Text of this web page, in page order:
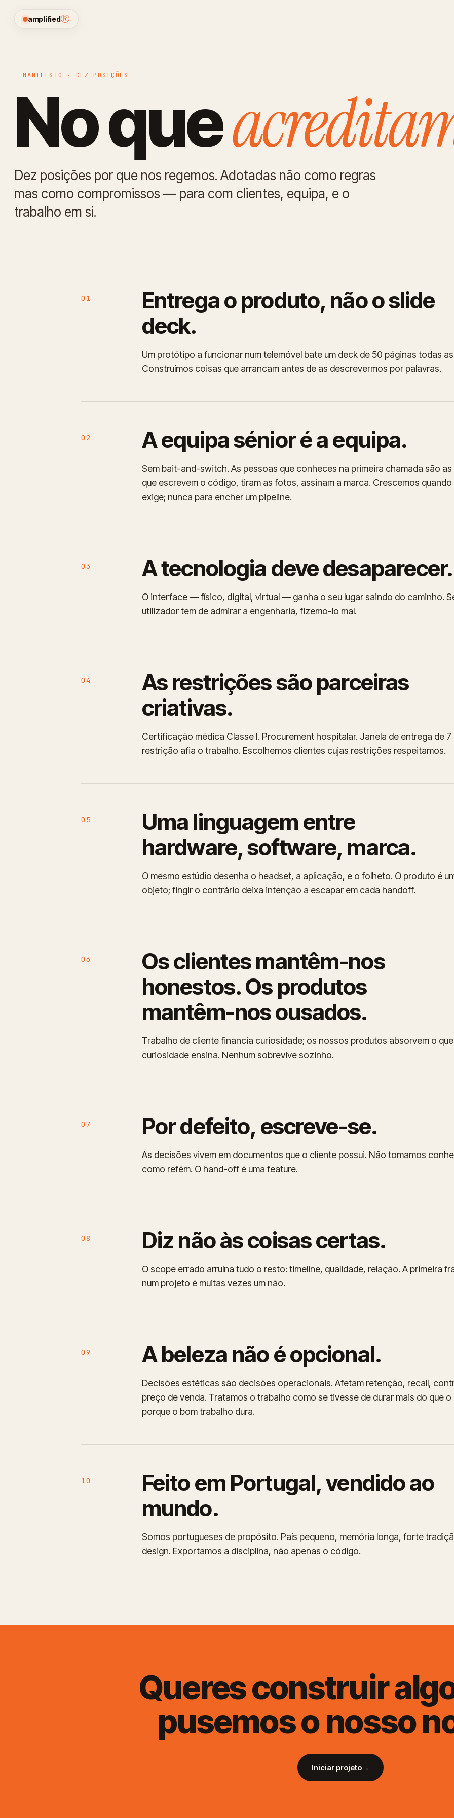
amplified®
— MANIFESTO · DEZ POSIÇÕES
No que
Dez posições por que nos regemos. Adotadas não como regras
mas como compromissos — para com clientes, equipa, e o
trabalho em si.
01
Entrega o produto, não o slide
deck.
Um protótipo a funcionar num telemóvel bate um deck de 50 páginas todas
Construímos coisas que arrancam antes de as descrevermos por palavras.
02 A equipa sénior é a equipa.
Sem bait-and-switch. As pessoas que conheces na primeira chamada são
que escrevem o código, tiram as fotos, assinam a marca. Crescemos
exige; nunca para encher um pipeline.
03 A tecnologia deve desaparecer.
O interface — físico, digital, virtual — ganha o seu lugar saindo do caminho.
utilizador tem de admirar a engenharia, fizemo-lo mal.
04
As restrições são parceiras
criativas.
Certificação médica Classe I. Procurement hospitalar. Janela de entrega de 7
restrição afia o trabalho. Escolhemos clientes cujas restrições respeitamos.
05
Uma linguagem entre
hardware, software, marca.
O mesmo estúdio desenha o headset, a aplicação, e o folheto. O produto é
objeto; fingir o contrário deixa intenção a escapar em cada handoff.
06
Os clientes mantêm-nos
honestos. Os produtos
mantêm-nos ousados.
Trabalho de cliente financia curiosidade; os nossos produtos absorvem o
curiosidade ensina. Nenhum sobrevive sozinho.
07 Por defeito, escreve-se.
As decisões vivem em documentos que o cliente possui. Não tomamos
como refém. O hand-off é uma feature.
08 Diz não às coisas certas.
O scope errado arruína tudo o resto: timeline, qualidade, relação. A primeira
num projeto é muitas vezes um não.
09 A beleza não é opcional.
Decisões estéticas são decisões operacionais. Afetam retenção, recall,
preço de venda. Tratamos o trabalho como se tivesse de durar mais do que
porque o bom trabalho dura.
10
Feito em Portugal, vendido ao
mundo.
Somos portugueses de propósito. País pequeno, memória longa, forte
design. Exportamos a disciplina, não apenas o código.
Queres construir
pusemos o nosso
Iniciar projeto→